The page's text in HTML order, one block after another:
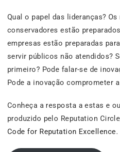
Qual o papel das lideranças?
conservadores estão
empresas estão preparadas
servir públicos não atendidos?
primeiro? Pode falar-se de
Pode a inovação comprometer
Conheça a resposta a estas e
produzido pelo Reputation
Code for Reputation Excellence.